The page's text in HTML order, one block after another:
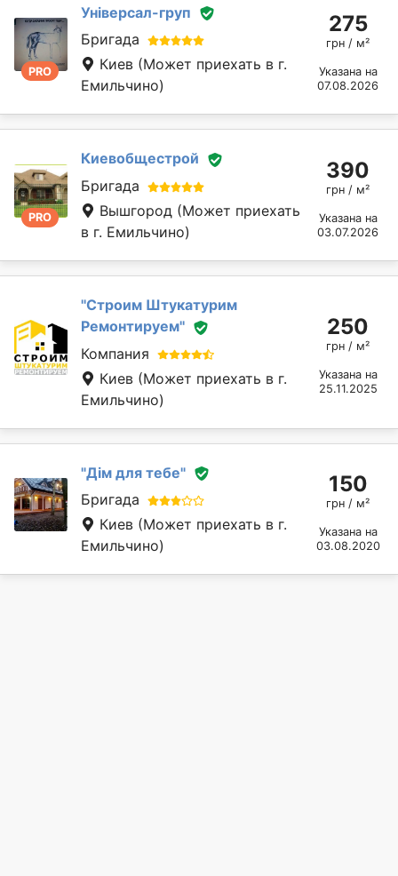
PRO
Універсал-груп
Бригада
Киев (Может приехать в г.
Емильчино)
275
грн / м²
Указана на
07.08.2026
PRO
Киевобщестрой
Бригада
Вышгород (Может приехать
в г. Емильчино)
390
грн / м²
Указана на
03.07.2026
''Строим Штукатурим
Ремонтируем''
Компания
Киев (Может приехать в г.
Емильчино)
250
грн / м²
Указана на
25.11.2025
"Дім для тебе"
Бригада
Киев (Может приехать в г.
Емильчино)
150
грн / м²
Указана на
03.08.2020